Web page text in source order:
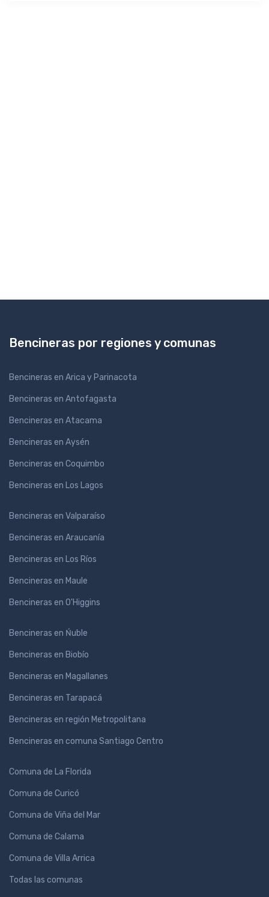
Bencineras por regiones y comunas
Bencineras en Arica y Parinacota
Bencineras en Antofagasta
Bencineras en Atacama
Bencineras en Aysén
Bencineras en Coquimbo
Bencineras en Los Lagos
Bencineras en Valparaíso
Bencineras en Araucanía
Bencineras en Los Ríos
Bencineras en Maule
Bencineras en O'Higgins
Bencineras en Ńuble
Bencineras en Biobío
Bencineras en Magallanes
Bencineras en Tarapacá
Bencineras en región Metropolitana
Bencineras en comuna Santiago Centro
Comuna de La Florida
Comuna de Curicó
Comuna de Viña del Mar
Comuna de Calama
Comuna de Villa Arrica
Todas las comunas